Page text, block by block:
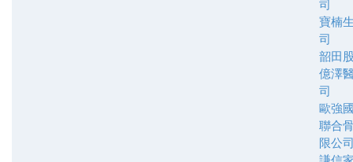
司
寶楠
司
韶田
億澤
司
歐強
聯合
限公